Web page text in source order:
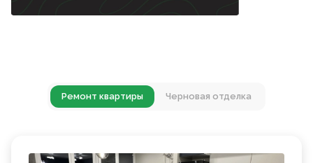
Ремонт квартиры Черновая отделка